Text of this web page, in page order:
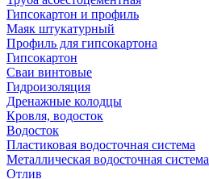
Гипсокартон и профиль
Маяк штукатурный
Профиль для гипсокартона
Гипсокартон
Сваи винтовые
Гидроизоляция
Дренажные колодцы
Кровля, водосток
Водосток
Пластиковая водосточная система
Металлическая водосточная система
Отлив